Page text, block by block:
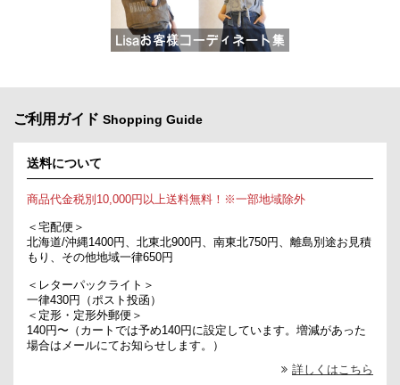
ご利用ガイド Shopping Guide
送料について
商品代金税別10,000円以上送料無料！※一部地域除外
＜宅配便＞
北海道/沖縄1400円、北東北900円、南東北750円、離島別途お見積
もり、その他地域一律650円
＜レターパックライト＞
一律430円（ポスト投函）
＜定形・定形外郵便＞
140円〜（カートでは予め140円に設定しています。増減があった
場合はメールにてお知らせします。）
詳しくはこちら